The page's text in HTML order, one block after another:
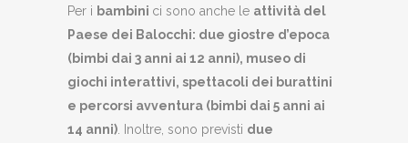
Per i bambini ci sono anche le attività del
Paese dei Balocchi: due giostre d’epoca
(bimbi dai 3 anni ai 12 anni), museo di
giochi interattivi, spettacoli dei burattini
e percorsi avventura (bimbi dai 5 anni ai
14 anni). Inoltre, sono previsti due